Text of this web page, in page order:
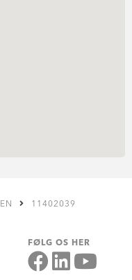
11402039
FØLG OS HER